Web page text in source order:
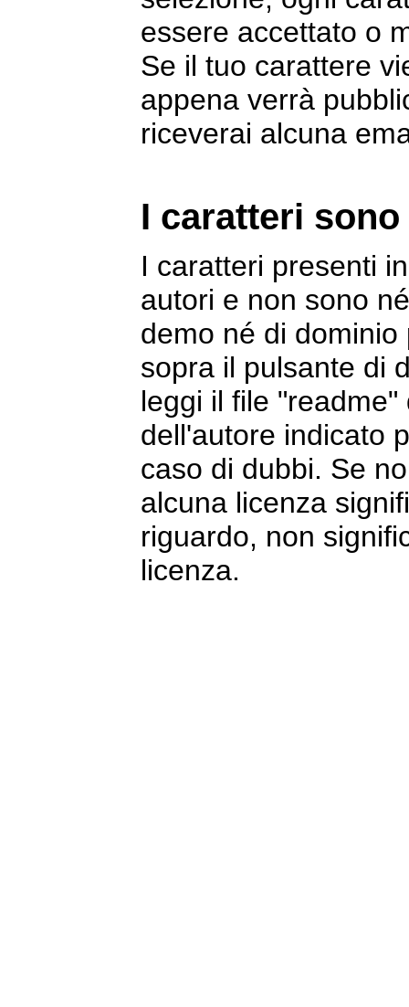
essere accettato o
Se il tuo carattere
appena verrà
riceverai alcuna
I caratteri
I caratteri presenti
autori e non sono
demo né di
sopra il pulsante di
leggi il file
dell'autore indicato
caso di dubbi. Se
alcuna licenza
riguardo, non
licenza.